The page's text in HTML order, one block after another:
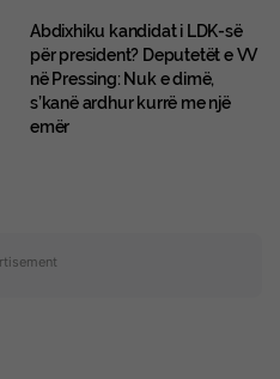
Abdixhiku kandidat i LDK-së
për president? Deputetët e VV
në Pressing: Nuk e dimë,
s’kanë ardhur kurrë me një
emër